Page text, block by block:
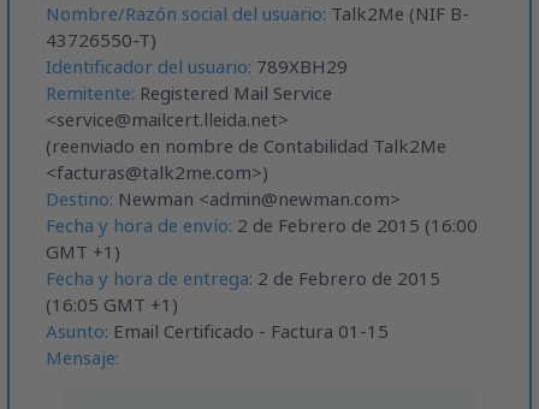
Nombre/Razón social del usuario: Talk2Me (NIF B-
43726550-T)
Identificador del usuario: 789XBH29
Remitente: Registered Mail Service
<service@mailcert.lleida.net>
(reenviado en nombre de Contabilidad Talk2Me
<facturas@talk2me.com>)
Destino: Newman <admin@newman.com>
Fecha y hora de envío: 2 de Febrero de 2015 (16:00
GMT +1)
Fecha y hora de entrega: 2 de Febrero de 2015
(16:05 GMT +1)
Asunto: Email Certificado - Factura 01-15
Mensaje: